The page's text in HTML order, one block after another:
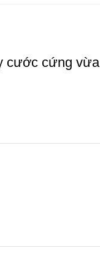
cước cứng vừa